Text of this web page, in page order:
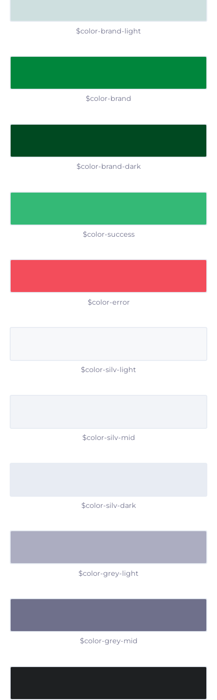
$color-brand-light
$color-brand
$color-brand-dark
$color-success
$color-error
$color-silv-light
$color-silv-mid
$color-silv-dark
$color-grey-light
$color-grey-mid